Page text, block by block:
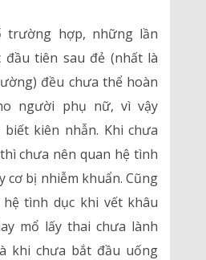
trường hợp, những lần
đầu tiên sau đẻ (nhất là
đều chưa thể hoàn
người phụ nữ, vì vậy
kiên nhẫn. Khi chưa
chưa nên quan hệ tình
cơ bị nhiễm khuẩn. Cũng
tình dục khi vết khâu
mổ lấy thai chưa lành
khi chưa bắt đầu uống